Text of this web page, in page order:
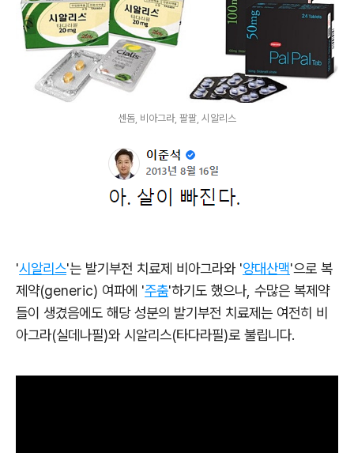
센돔, 비아그라, 팔팔, 시알리스
'시알리스'는 발기부전 치료제 비아그라와 '양대산맥'으로 복
제약(generic) 여파에 '주춤'하기도 했으나, 수많은 복제약
들이 생겼음에도 해당 성분의 발기부전 치료제는 여전히 비
아그라(실데나필)와 시알리스(타다라필)로 불립니다.